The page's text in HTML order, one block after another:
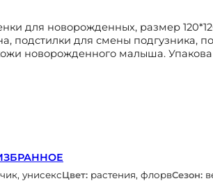
для новорожденных, размер
подстилки для смены подгузника,
новорожденного малыша.
унисексЦвет: растения, флорвСезон: